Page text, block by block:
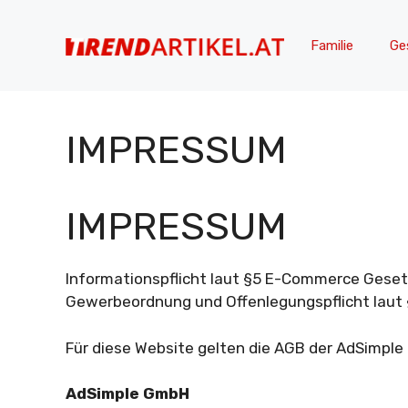
Familie
IMPRESSUM
IMPRESSUM
Informationspflicht laut §5 E-Commerce
Gewerbeordnung und Offenlegungspflicht laut
Für diese Website gelten die AGB der AdSimple
AdSimple GmbH